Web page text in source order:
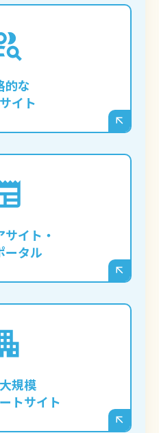
的な
イト
ンテンツを継続的に
ミスマッチを減らす
」の採用サイトを構
築したい企業様。
サイト・
ータル
や、特定のジャンル
運営したい企業様。
規模
トサイト
績紹介など、多岐に
奈良のステークホル
高い情報を発信した